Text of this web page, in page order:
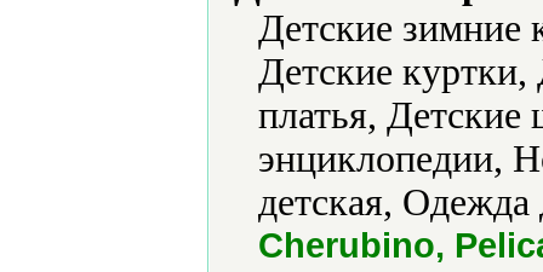
Детские зимние
Детские куртки,
платья,
энциклопедии,
детская,
Cherubino,